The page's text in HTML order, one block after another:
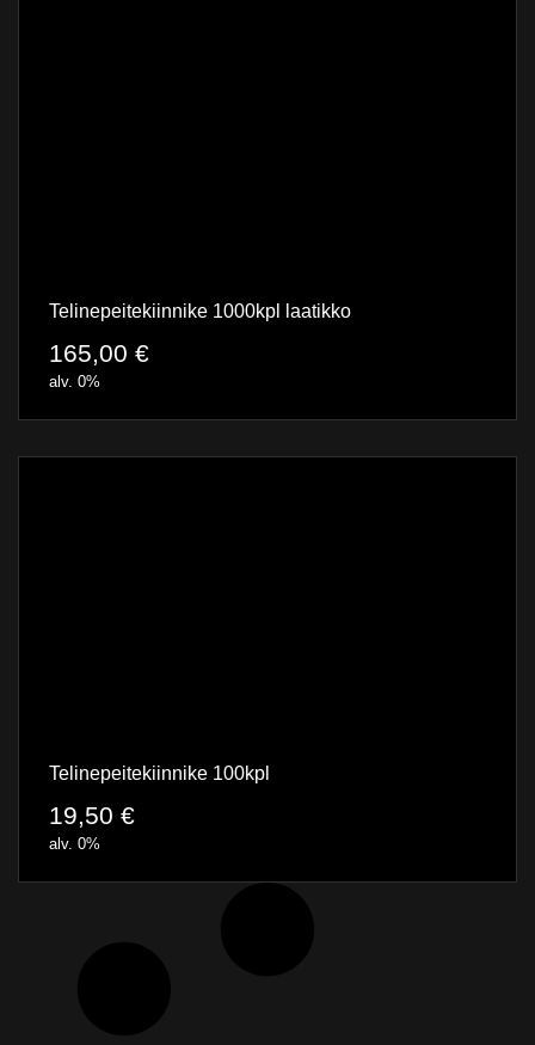
Telinepeitekiinnike 1000kpl laatikko
165,00 €
alv. 0%
Telinepeitekiinnike 100kpl
19,50 €
alv. 0%